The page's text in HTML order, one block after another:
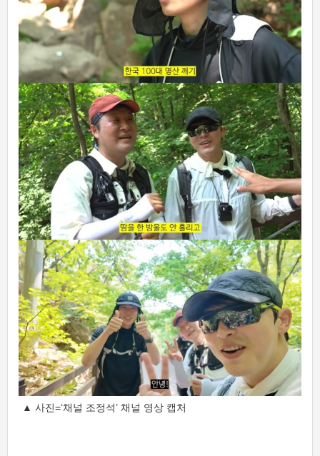
▲ 사진=‘채널 조정석’ 채널 영상 캡처